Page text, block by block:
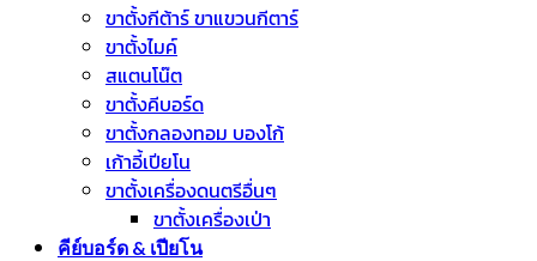
ขาตั้งกีต้าร์ ขาแขวนกีตาร์
ขาตั้งไมค์
สแตนโน๊ต
ขาตั้งคีบอร์ด
ขาตั้งกลองทอม บองโก้
เก้าอี้เปียโน
ขาตั้งเครื่องดนตรีอื่นๆ
ขาตั้งเครื่องเป่า
คีย์บอร์ด & เปียโน